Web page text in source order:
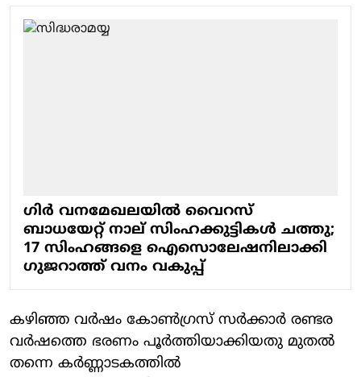
ഗിർ വനമേഖലയിൽ വൈറസ്
ബാധയേറ്റ് നാല് സിംഹക്കുട്ടികൾ ചത്തു;
17 സിംഹങ്ങളെ ഐസൊലേഷനിലാക്കി
ഗുജറാത്ത് വനം വകുപ്പ്
കഴിഞ്ഞ വർഷം കോൺഗ്രസ് സർക്കാർ രണ്ടര
വർഷത്തെ ഭരണം പൂർത്തിയാക്കിയതു മുതൽ
തന്നെ കർണ്ണാടകത്തിൽ